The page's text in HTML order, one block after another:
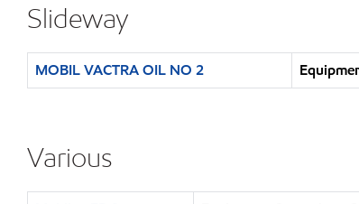
Slideway
MOBIL VACTRA OIL NO 2
Various